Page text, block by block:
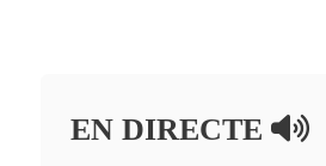
EN DIRECTE